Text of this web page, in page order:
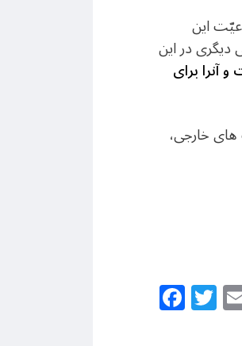
این
در این
برای
خارجی،